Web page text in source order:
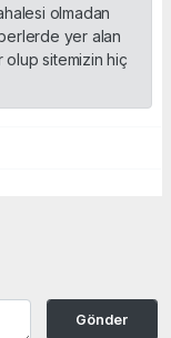
olmadan
yer alan
olup sitemizin hiç
Gönder